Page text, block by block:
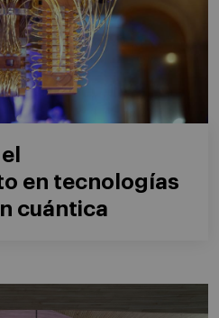
en tecnologías
cuántica